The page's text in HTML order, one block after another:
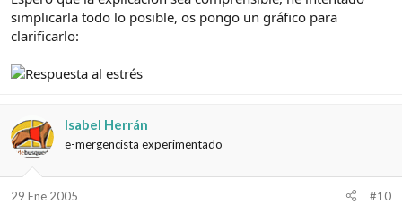
simplicarla todo lo posible, os pongo un gráfico para
clarificarlo:
Isabel Herrán
e-mergencista experimentado
29 Ene 2005 #10